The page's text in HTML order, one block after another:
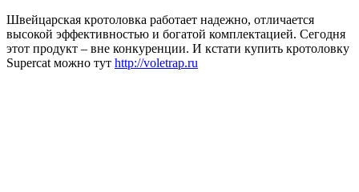
Швейцарская кротоловка работает надежно, отличается
высокой эффективностью и богатой комплектацией. Сегодня
этот продукт – вне конкуренции. И кстати купить кротоловку
Supercat можно тут http://voletrap.ru